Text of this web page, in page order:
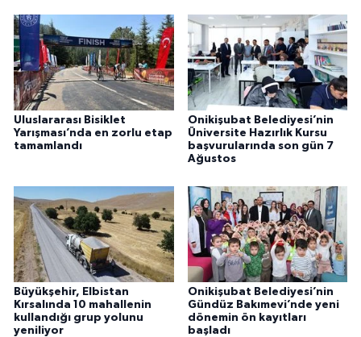
Uluslararası Bisiklet
Yarışması’nda en zorlu etap
tamamlandı
Onikişubat Belediyesi’nin
Üniversite Hazırlık Kursu
başvurularında son gün 7
Ağustos
Büyükşehir, Elbistan
Kırsalında 10 mahallenin
kullandığı grup yolunu
yeniliyor
Onikişubat Belediyesi’nin
Gündüz Bakımevi’nde yeni
dönemin ön kayıtları
başladı